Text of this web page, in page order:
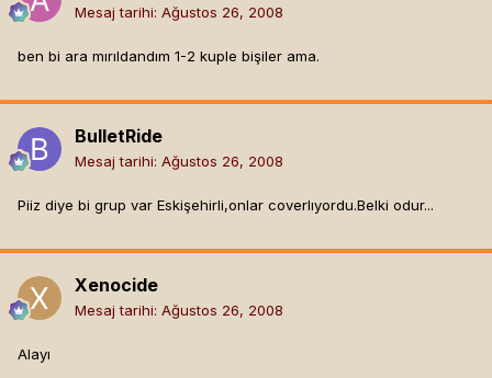
Mesaj tarihi: Ağustos 26, 2008
ben bi ara mırıldandım 1-2 kuple bişiler ama.
BulletRide
Mesaj tarihi: Ağustos 26, 2008
Piiz diye bi grup var Eskişehirli,onlar coverlıyordu.Belki odur...
Xenocide
Mesaj tarihi: Ağustos 26, 2008
Alayı